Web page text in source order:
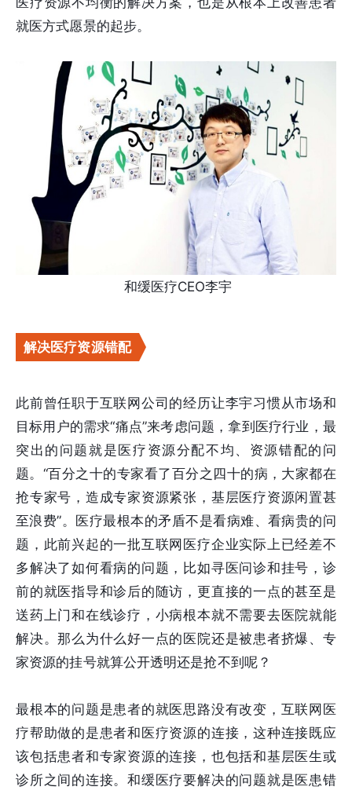
就医方式愿景的起步。
和缓医疗CEO李宇
解决医疗资源错配
此前曾任职于互联网公司的经历让李宇习惯从市场和
目标用户的需求“痛点”来考虑问题，拿到医疗行业，最
突出的问题就是医疗资源分配不均、资源错配的问
题。“百分之十的专家看了百分之四十的病，大家都在
抢专家号，造成专家资源紧张，基层医疗资源闲置甚
至浪费”。医疗最根本的矛盾不是看病难、看病贵的问
题，此前兴起的一批互联网医疗企业实际上已经差不
多解决了如何看病的问题，比如寻医问诊和挂号，诊
前的就医指导和诊后的随访，更直接的一点的甚至是
送药上门和在线诊疗，小病根本就不需要去医院就能
解决。那么为什么好一点的医院还是被患者挤爆、专
家资源的挂号就算公开透明还是抢不到呢？
最根本的问题是患者的就医思路没有改变，互联网医
疗帮助做的是患者和医疗资源的连接，这种连接既应
该包括患者和专家资源的连接，也包括和基层医生或
诊所之间的连接。和缓医疗要解决的问题就是医患错